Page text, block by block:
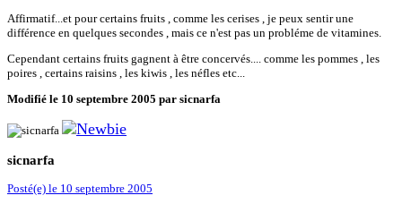
Affirmatif...et pour certains fruits , comme les cerises , je peux sentir une
différence en quelques secondes , mais ce n'est pas un probléme de vitamines.
Cependant certains fruits gagnent à être concervés.... comme les pommes , les
poires , certains raisins , les kiwis , les néfles etc...
Modifié le 10 septembre 2005 par sicnarfa
sicnarfa
Posté(e) le 10 septembre 2005